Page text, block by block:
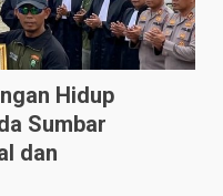
Hidup
Sumbar
dan